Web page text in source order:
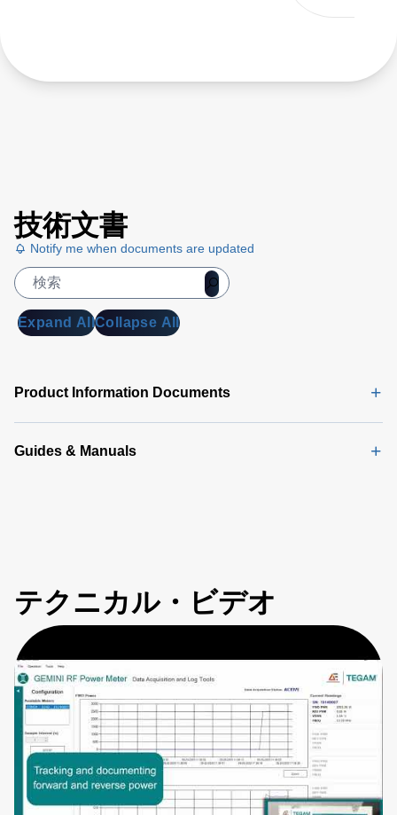
技術文書
Notify me when documents are updated
Expand AllCollapse All
Product Information Documents
Guides & Manuals
テクニカル・ビデオ